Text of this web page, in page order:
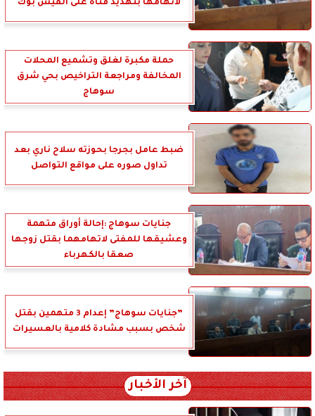
لاتهامها بتهديد فتاة على الفيس بوك
حملة مكبرة لغلق وتشميع المحلات
المخالفة ومراجعة التراخيص بحي شرق
سوهاج
ضبط عامل بجرجا بحوزته سلاح ناري بعد
تداول صوره على مواقع التواصل
جنايات سوهاج :إحالة أوراق متهمة
وعشيقها للمفتى لاتهامهما بقتل زوجها
صعقا بالكهرباء
”جنايات سوهاج” إعدام 3 متهمين بقتل
شخص بسبب مشادة كلامية بالعسيرات
آخر الأخبار